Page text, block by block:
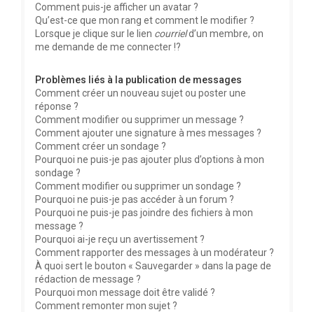
Comment puis-je afficher un avatar ?
Qu’est-ce que mon rang et comment le modifier ?
Lorsque je clique sur le lien courrield’un membre, on
me demande de me connecter !?
Problèmes liés à la publication de messages
Comment créer un nouveau sujet ou poster une
réponse ?
Comment modifier ou supprimer un message ?
Comment ajouter une signature à mes messages ?
Comment créer un sondage ?
Pourquoi ne puis-je pas ajouter plus d’options à mon
sondage ?
Comment modifier ou supprimer un sondage ?
Pourquoi ne puis-je pas accéder à un forum ?
Pourquoi ne puis-je pas joindre des fichiers à mon
message ?
Pourquoi ai-je reçu un avertissement ?
Comment rapporter des messages à un modérateur ?
À quoi sert le bouton « Sauvegarder » dans la page de
rédaction de message ?
Pourquoi mon message doit être validé ?
Comment remonter mon sujet ?